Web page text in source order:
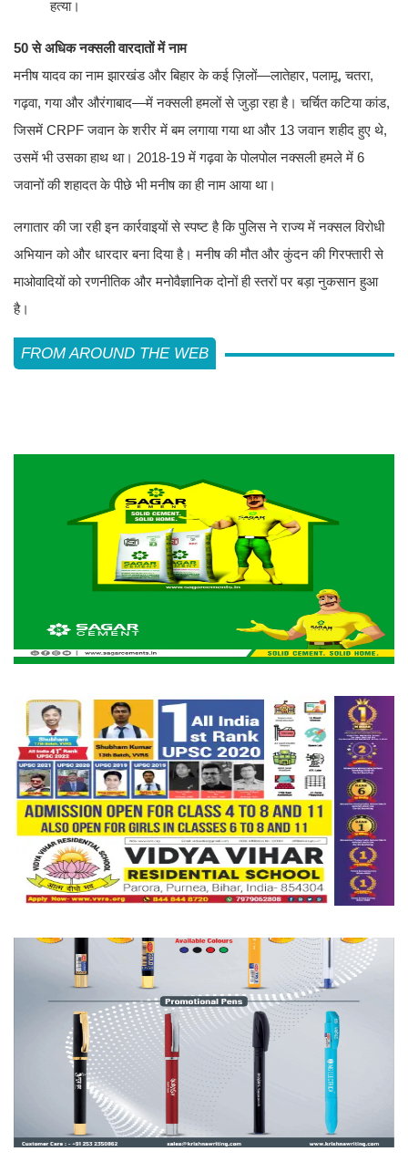
हत्या।
50 से अधिक नक्सली वारदातों में नाम
मनीष यादव का नाम झारखंड और बिहार के कई ज़िलों—लातेहार, पलामू, चतरा,
गढ़वा, गया और औरंगाबाद—में नक्सली हमलों से जुड़ा रहा है। चर्चित कटिया कांड,
जिसमें CRPF जवान के शरीर में बम लगाया गया था और 13 जवान शहीद हुए थे,
उसमें भी उसका हाथ था। 2018-19 में गढ़वा के पोलपोल नक्सली हमले में 6
जवानों की शहादत के पीछे भी मनीष का ही नाम आया था।
लगातार की जा रही इन कार्रवाइयों से स्पष्ट है कि पुलिस ने राज्य में नक्सल विरोधी
अभियान को और धारदार बना दिया है। मनीष की मौत और कुंदन की गिरफ्तारी से
माओवादियों को रणनीतिक और मनोवैज्ञानिक दोनों ही स्तरों पर बड़ा नुकसान हुआ
है।
FROM AROUND THE WEB